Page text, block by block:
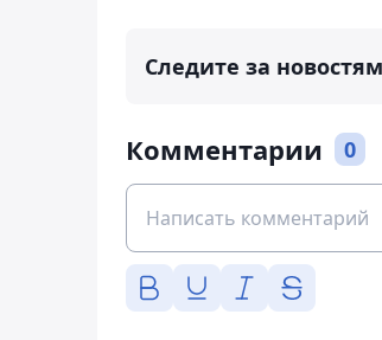
Следите за
Комментарии 0